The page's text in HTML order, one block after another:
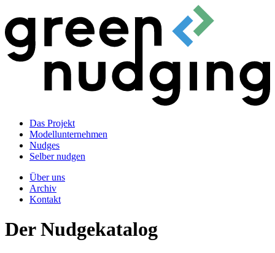
Das Projekt
Modellunternehmen
Nudges
Selber nudgen
Über uns
Archiv
Kontakt
Der Nudgekatalog